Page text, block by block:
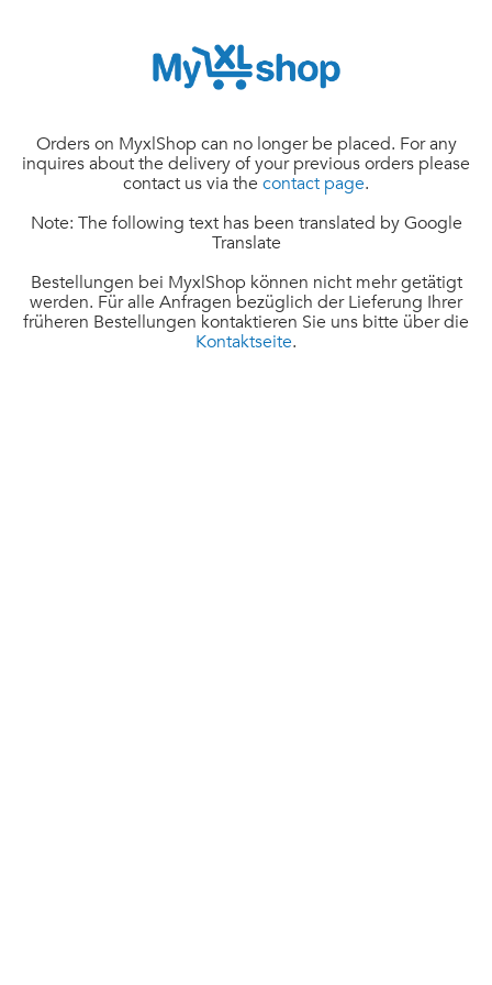
Orders on MyxlShop can no longer be placed. For any
inquires about the delivery of your previous orders please
contact us via the contact page.
Note: The following text has been translated by Google
Translate
Bestellungen bei MyxlShop können nicht mehr getätigt
werden. Für alle Anfragen bezüglich der Lieferung Ihrer
früheren Bestellungen kontaktieren Sie uns bitte über die
Kontaktseite.